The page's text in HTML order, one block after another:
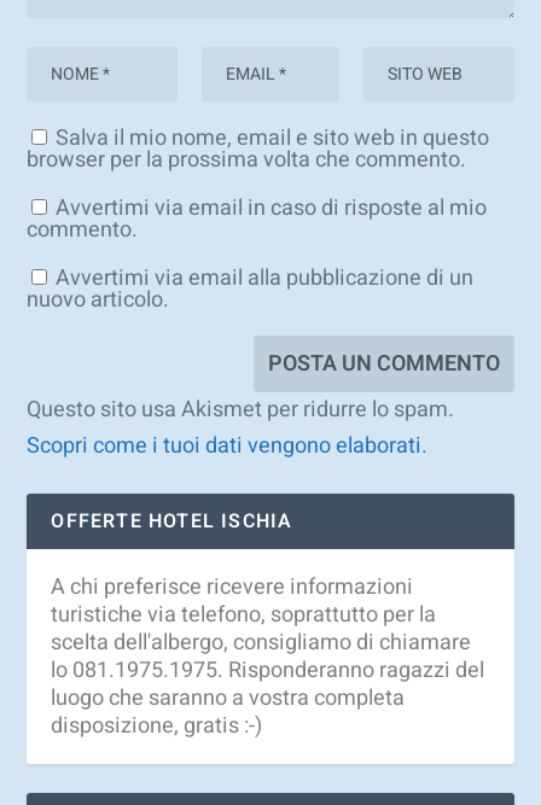
Salva il mio nome, email e sito web in questo
browser per la prossima volta che commento.
Avvertimi via email in caso di risposte al mio
commento.
Avvertimi via email alla pubblicazione di un
nuovo articolo.
Questo sito usa Akismet per ridurre lo spam.
Scopri come i tuoi dati vengono elaborati.
OFFERTE HOTEL ISCHIA
A chi preferisce ricevere informazioni
turistiche via telefono, soprattutto per la
scelta dell'albergo, consigliamo di chiamare
lo 081.1975.1975. Risponderanno ragazzi del
luogo che saranno a vostra completa
disposizione, gratis :-)